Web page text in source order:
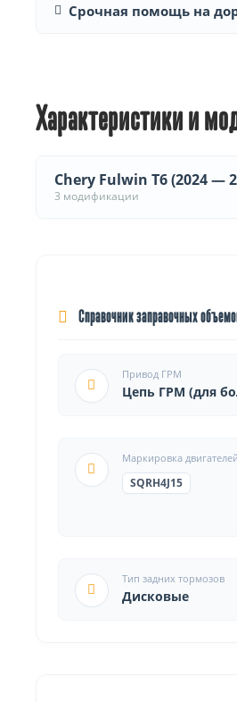
Срочная помощь на
Характеристики и
Chery Fulwin T6 (2024 —
3 модификации
Справочник заправочных
Привод ГРМ
Цепь ГРМ (для
Маркировка двигателей
SQRH4J15
Тип задних тормозов
Дисковые